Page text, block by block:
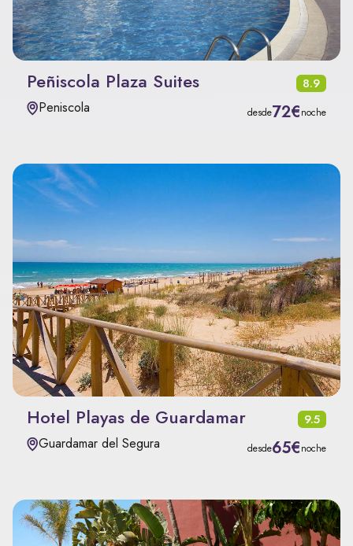
Peñiscola Plaza Suites 8.9
Peniscola desde72€noche
Hotel Playas de Guardamar 9.5
Guardamar del Segura desde65€noche